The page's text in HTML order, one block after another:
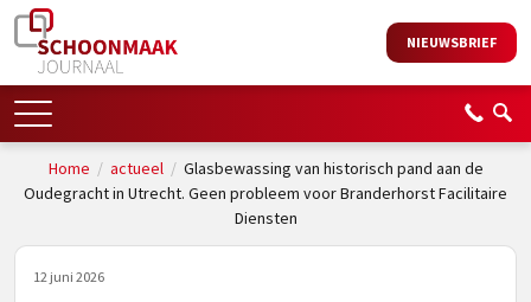
NIEUWSBRIEF
Home / actueel/ Glasbewassing van historisch pand aan de
Oudegracht in Utrecht. Geen probleem voor Branderhorst Facilitaire
Diensten
12 juni 2026